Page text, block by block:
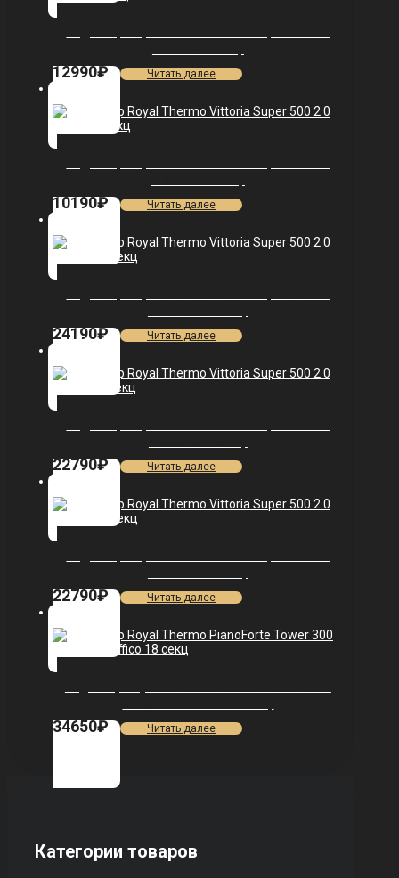
12990₽ Читать далее
10190₽ Читать далее
24190₽ Читать далее
22790₽ Читать далее
22790₽ Читать далее
34650₽ Читать далее
Категории товаров